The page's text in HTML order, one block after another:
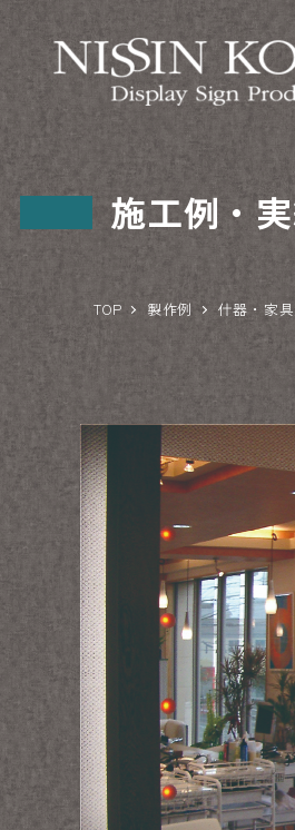
施工例・
TOP 製作例 什器・家具